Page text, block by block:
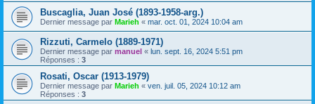
Buscaglia, Juan José (1893-1958-arg.)
Dernier message par Marieh « mar. oct. 01, 2024 10:04 am
Rizzuti, Carmelo (1889-1971)
Dernier message par manuel « lun. sept. 16, 2024 5:51 pm
Réponses : 3
Rosati, Oscar (1913-1979)
Dernier message par Marieh « ven. juil. 05, 2024 10:12 am
Réponses : 3